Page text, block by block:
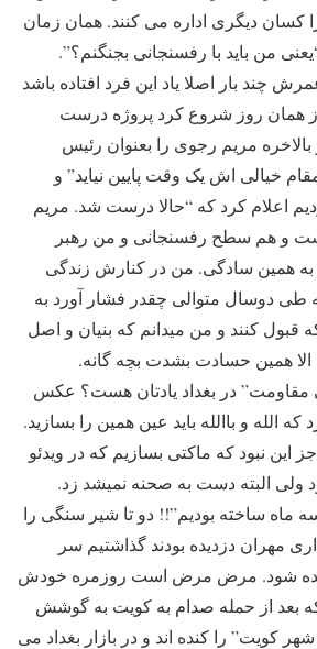
کسان دیگری اداره می کنند. همان زمان
من باید با رفسنجانی بجنگنم؟”.
چند بار اصلا یاد این فرد افتاده باشد
همان روز شروع کرد پروژه درست
مریم رجوی را بعنوان رئیس
خیالی اش یک وقت پایین نیاید” و
اعلام کرد که “حالا درست شد. مریم
و هم سطح رفسنجانی و من رهبر
به همین سادگی. من در کنارش زندگی
طی دوسال متوالی چقدر فشار آورد به
قبول کنند و من میدانم که بنیان و اصل
همین حسادت بشدت بچه گانه.
در بغداد یادتان هست؟ عکس
الله و باالله باید عین همین را بسازید.
این نبود که ماکتی بسازیم که در ویدئو
ولی البته دست به صحنه نمیشد زد.
ماه ساخته بودیم”!! دو تا شیر سنگی را
مهران دزدیده بودند گذاشتیم سر
شود. مرض مرض است روزمره خودش
بعد از حمله صدام به کویت به گوشش
کویت” را کنده اند و در بازار بغداد می